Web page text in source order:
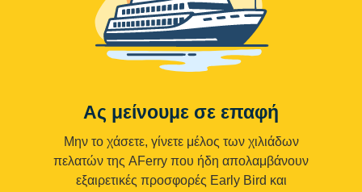
Ας μείνουμε σε επαφή
Μην το χάσετε, γίνετε μέλος των χιλιάδων
πελατών της AFerry που ήδη απολαμβάνουν
εξαιρετικές προσφορές Early Bird και